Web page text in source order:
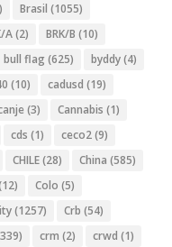
Brasil (1055)
A(2) BRK/B (10)
bull flag (625) byddy(4)
(10) cadusd (19)
(3) Cannabis (1)
cds (1) ceco2(9)
CHILE(28) China (585)
Colo (5)
(1257) Crb (54)
crm (2) crwd (1)